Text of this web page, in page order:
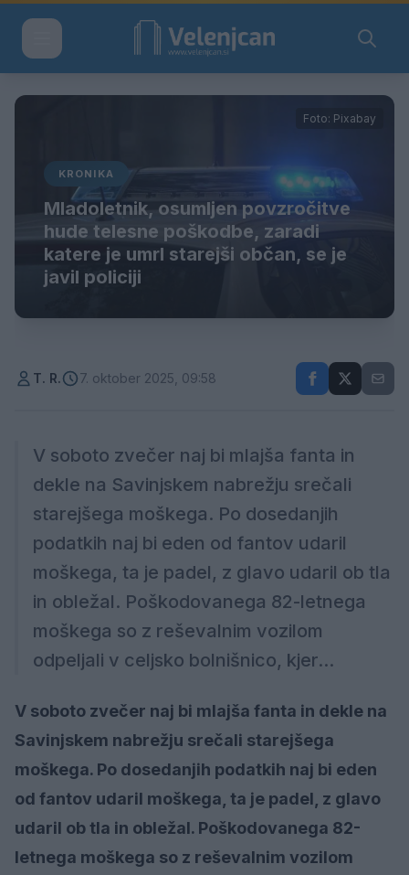
Foto: Pixabay
KRONIKA
Mladoletnik, osumljen povzročitve
hude telesne poškodbe, zaradi
katere je umrl starejši občan, se je
javil policiji
T. R. 7. oktober 2025, 09:58
V soboto zvečer naj bi mlajša fanta in
dekle na Savinjskem nabrežju srečali
starejšega moškega. Po dosedanjih
podatkih naj bi eden od fantov udaril
moškega, ta je padel, z glavo udaril ob tla
in obležal. Poškodovanega 82-letnega
moškega so z reševalnim vozilom
odpeljali v celjsko bolnišnico, kjer...
V soboto zvečer naj bi mlajša fanta in dekle na
Savinjskem nabrežju srečali starejšega
moškega. Po dosedanjih podatkih naj bi eden
od fantov udaril moškega, ta je padel, z glavo
udaril ob tla in obležal. Poškodovanega 82-
letnega moškega so z reševalnim vozilom